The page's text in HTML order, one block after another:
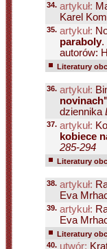
34. artykuł:
Karel
35. artykuł:
paraboly.
autorów:
Literatury
36. artykuł:
dziennika
37. artykuł:
kobiece
285-294
Literatury
38. artykuł:
Eva
39. artykuł:
Eva
Literatury
40. utwór: